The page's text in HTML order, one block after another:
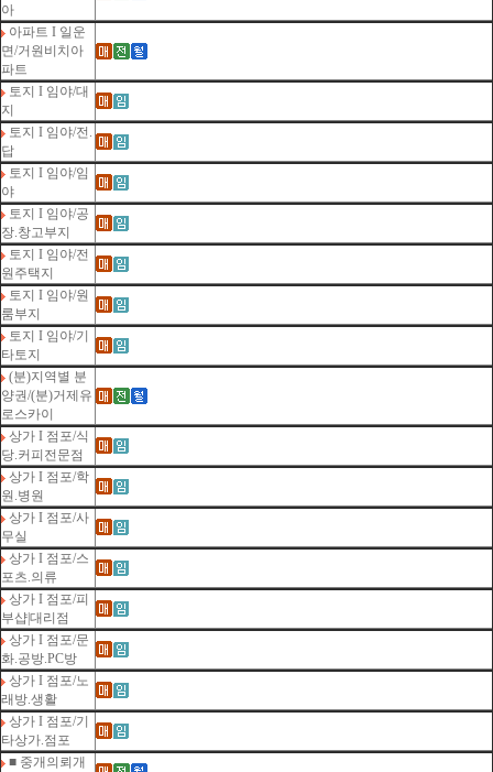
아
아파트 I 일운
면/거원비치아
파트
토지 I 임야/대
지
토지 I 임야/전.
답
토지 I 임야/임
야
토지 I 임야/공
장.창고부지
토지 I 임야/전
원주택지
토지 I 임야/원
룸부지
토지 I 임야/기
타토지
(분)지역별 분
양권/(분)거제유
로스카이
상가 I 점포/식
당.커피전문점
상가 I 점포/학
원.병원
상가 I 점포/사
무실
상가 I 점포/스
포츠.의류
상가 I 점포/피
부샵|대리점
상가 I 점포/문
화.공방.PC방
상가 I 점포/노
래방.생활
상가 I 점포/기
타상가.점포
■ 중개의뢰개